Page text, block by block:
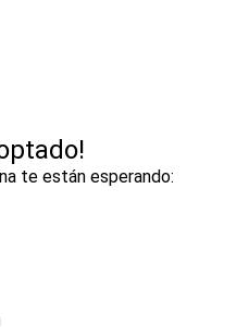
te están esperando: